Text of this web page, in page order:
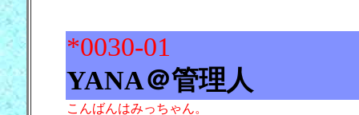
*0030-01
YANA＠管理人
こんばんはみっちゃん。